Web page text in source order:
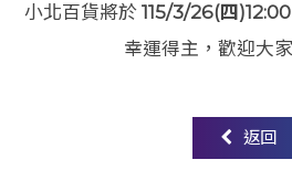
小北百貨將於115/3/26(四)12:00
幸運得主，歡迎大
返回